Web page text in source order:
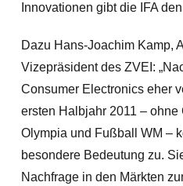
Innovationen gibt die IFA
Dazu Hans-Joachim Kamp,
Vizepräsident des ZVEI:
Consumer Electronics eher
ersten Halbjahr 2011 –
Olympia und Fußball WM –
besondere Bedeutung zu.
Nachfrage in den Märkten